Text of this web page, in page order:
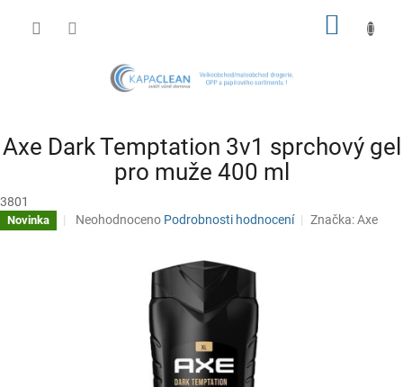
Axe Dark Temptation 3v1 sprchový gel
pro muže 400 ml
3801
Novinka
Průměrné
Neohodnoceno Podrobnosti hodnocení Značka:Axe